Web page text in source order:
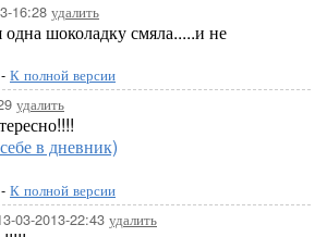
16:28 удалить
шоколадку смяла.....и не
- К полной версии
удалить
в дневник)
- К полной версии
03-2013-22:43 удалить